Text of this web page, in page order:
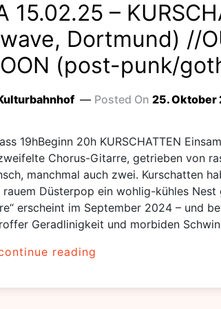
15.02.25 –
Dortmund) //
(post-punk/
Posted On 25. Oktober
19hBeginn 20h KURSCHATTEN
Chorus-Gitarre, getrieben von
manchmal auch zwei. Kurschatten
rauem Düsterpop ein wohlig-kühles Nest
erscheint im September 2024 – und
Geradlinigkeit und morbiden
reading